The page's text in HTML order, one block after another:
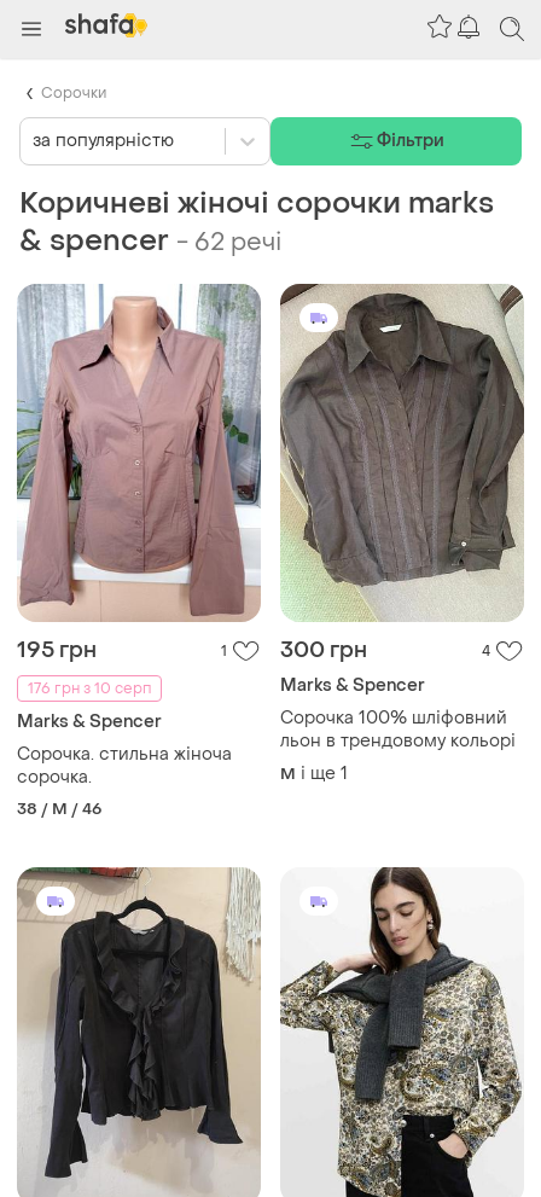
Коричневі жіночі сорочки marks
& spencer - 62 речі
195 грн
1
176 грн з 10 серп
Marks & Spencer
Сорочка. стильна жіноча
сорочка.
38 / M / 46
300 грн 4
Marks & Spencer
Сорочка 100% шліфовний
льон в трендовому кольорі
M і ще 1
за популярністю Фільтри
Сорочки